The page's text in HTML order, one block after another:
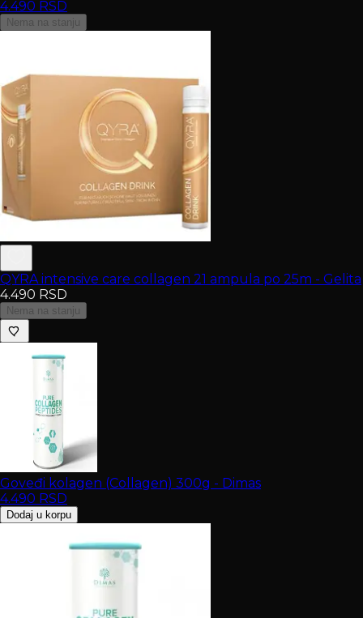
4.490 RSD
Nema na stanju
QYRA intensive care collagen 21 ampula po 25m - Gelita
4.490 RSD
Nema na stanju
Goveđi kolagen (Collagen) 300g - Dimas
4.490 RSD
Dodaj u korpu